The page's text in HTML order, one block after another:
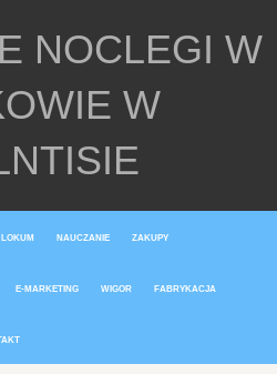
NOCLEGI W
W
LOKUM NAUCZANIE ZAKUPY
E-MARKETING WIGOR FABRYKACJA